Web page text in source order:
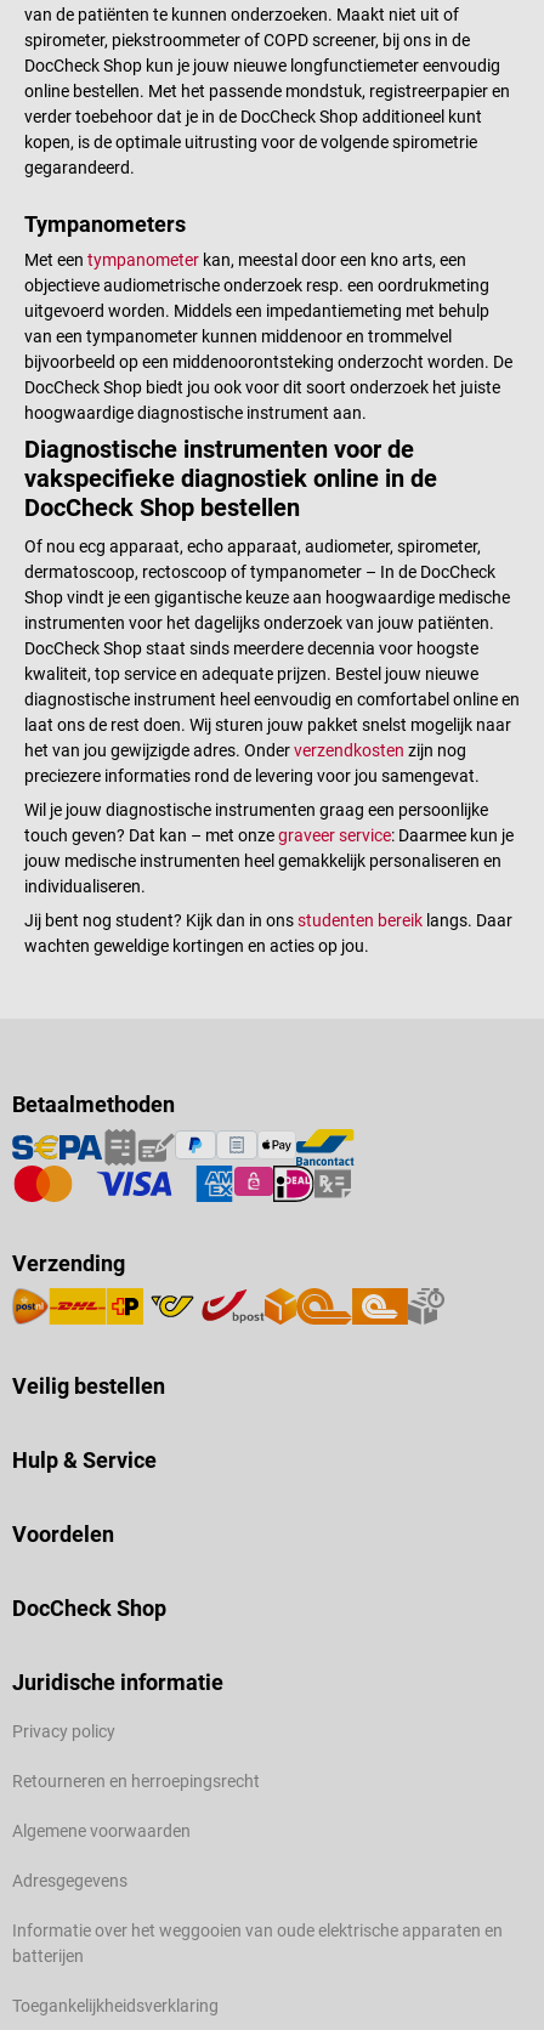
van de patiënten te kunnen onderzoeken. Maakt niet uit of
spirometer, piekstroommeter of COPD screener, bij ons in de
DocCheck Shop kun je jouw nieuwe longfunctiemeter eenvoudig
online bestellen. Met het passende mondstuk, registreerpapier en
verder toebehoor dat je in de DocCheck Shop additioneel kunt
kopen, is de optimale uitrusting voor de volgende spirometrie
gegarandeerd.
Tympanometers
Met een tympanometer kan, meestal door een kno arts, een
objectieve audiometrische onderzoek resp. een oordrukmeting
uitgevoerd worden. Middels een impedantiemeting met behulp
van een tympanometer kunnen middenoor en trommelvel
bijvoorbeeld op een middenoorontsteking onderzocht worden. De
DocCheck Shop biedt jou ook voor dit soort onderzoek het juiste
hoogwaardige diagnostische instrument aan.
Diagnostische instrumenten voor de
vakspecifieke diagnostiek online in de
DocCheck Shop bestellen
Of nou ecg apparaat, echo apparaat, audiometer, spirometer,
dermatoscoop, rectoscoop of tympanometer – In de DocCheck
Shop vindt je een gigantische keuze aan hoogwaardige medische
instrumenten voor het dagelijks onderzoek van jouw patiënten.
DocCheck Shop staat sinds meerdere decennia voor hoogste
kwaliteit, top service en adequate prijzen. Bestel jouw nieuwe
diagnostische instrument heel eenvoudig en comfortabel online en
laat ons de rest doen. Wij sturen jouw pakket snelst mogelijk naar
het van jou gewijzigde adres. Onderverzendkosten zijn nog
preciezere informaties rond de levering voor jou samengevat.
Wil je jouw diagnostische instrumenten graag een persoonlijke
touch geven? Dat kan – met onzegraveer service: Daarmee kun je
jouw medische instrumenten heel gemakkelijk personaliseren en
individualiseren.
Jij bent nog student? Kijk dan in onsstudenten bereik langs. Daar
wachten geweldige kortingen en acties op jou.
Betaalmethoden
Verzending
Veilig bestellen
Hulp & Service
Voordelen
DocCheck Shop
Juridische informatie
Privacy policy
Retourneren en herroepingsrecht
Algemene voorwaarden
Adresgegevens
Informatie over het weggooien van oude elektrische apparaten en
batterijen
Toegankelijkheidsverklaring